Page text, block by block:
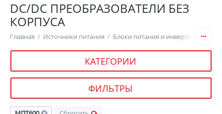
DC/DC ПРЕОБРАЗОВАТЕЛИ БЕЗ
КОРПУСА
Главная / Источники питания / Блоки питания и инверторы /
КАТЕГОРИИ
ФИЛЬТРЫ